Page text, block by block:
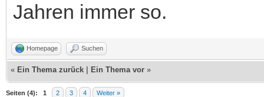
Jahren immer so.
Homepage Suchen
« Ein Thema zurück Ein Thema vor »
Seiten (4): 1 2 3 4 Weiter »